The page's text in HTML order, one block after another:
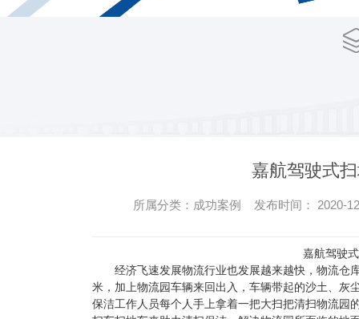
纺织厂用吸尘器
嘉航驾驶式
所属分类：成功案例 发布时间： 2020-
嘉航驾驶
经济飞速发展物流行业也发展越来越快，物流仓
米，加上物流园车辆来回出入，车辆带起的沙土、灰
保洁工作人员每个人手上拿着一把大扫把清扫物流园